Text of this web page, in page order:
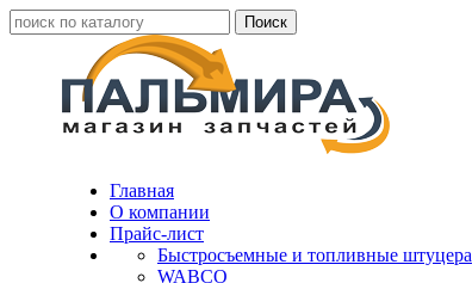
Главная
О компании
Прайс-лист
Быстросъемные и топливные штуцера
WABCO